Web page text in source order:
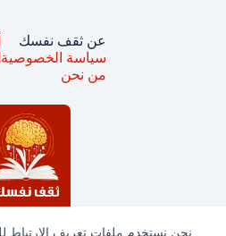
نحن نستخدم ملفات تعريف الارتباط
عن ثقف نفسك
سياسة الخصوصية
من نحن